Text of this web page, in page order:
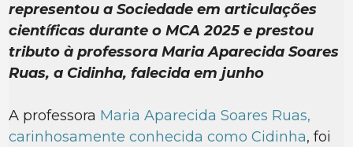
representou a Sociedade em articulações
científicas durante o MCA 2025 e prestou
tributo à professora Maria Aparecida Soares
Ruas, a Cidinha, falecida em junho
A professora Maria Aparecida Soares Ruas,
carinhosamente conhecida como Cidinha, foi